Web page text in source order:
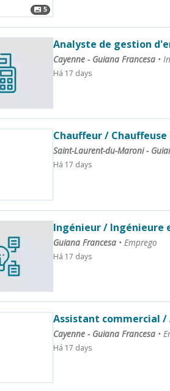
5
Analyste de gestion
Cayenne - Guiana Francesa •
Há 17 days
Chauffeur /
Saint-Laurent-du-Maroni -
Há 17 days
Ingénieur / Ingénieure
Guiana Francesa • Emprego
Há 17 days
Assistant commercial
Cayenne - Guiana Francesa •
Há 17 days